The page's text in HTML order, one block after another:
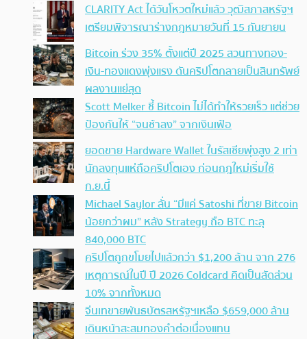
CLARITY Act ได้วันโหวตใหม่แล้ว วุฒิสภาสหรัฐฯ
เตรียมพิจารณาร่างกฎหมายวันที่ 15 กันยายน
Bitcoin ร่วง 35% ตั้งแต่ปี 2025 สวนทางทอง-
เงิน-ทองแดงพุ่งแรง ดันคริปโตกลายเป็นสินทรัพย์
ผลงานแย่สุด
Scott Melker ชี้ Bitcoin ไม่ได้ทำให้รวยเร็ว แต่ช่วย
ป้องกันให้ “จนช้าลง” จากเงินเฟ้อ
ยอดขาย Hardware Wallet ในรัสเซียพุ่งสูง 2 เท่า
นักลงทุนแห่ถือคริปโตเอง ก่อนกฎใหม่เริ่มใช้
ก.ย.นี้
Michael Saylor ลั่น “มีแค่ Satoshi ที่ขาย Bitcoin
น้อยกว่าผม” หลัง Strategy ถือ BTC ทะลุ
840,000 BTC
คริปโตถูกขโมยไปแล้วกว่า $1,200 ล้าน จาก 276
เหตุการณ์ในปี ปี 2026 Coldcard คิดเป็นสัดส่วน
10% จากทั้งหมด
จีนเทขายพันธบัตรสหรัฐฯเหลือ $659,000 ล้าน
เดินหน้าสะสมทองคำต่อเนื่องแทน